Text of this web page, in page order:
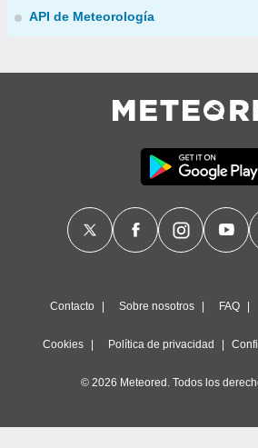
API de Meteorología
Contacto Sobre nosotros FAQ
Cookies Política de privacidad
© 2026 Meteored. Todos los